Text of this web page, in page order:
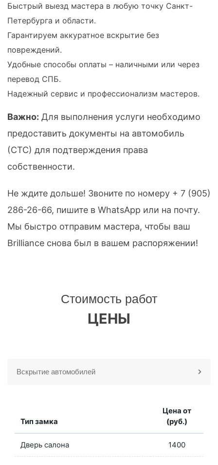
Быстрый выезд мастера в любую точку Санкт-
Петербурга и области.
Гарантируем аккуратное вскрытие без
повреждений.
Удобные способы оплаты – наличными или через
перевод СПБ.
Надежный сервис и профессионализм мастеров.
Важно: Для выполнения услуги необходимо
предоставить документы на автомобиль
(СТС) для подтверждения права
собственности.
Не ждите дольше! Звоните по номеру + 7 (905)
286-26-66, пишите в WhatsApp или на почту.
Мы быстро отправим мастера, чтобы ваш
Brilliance снова был в вашем распоряжении!
Стоимость работ
ЦЕНЫ
Вскрытие автомобилей
Тип замка
Цена от
(руб.)
Дверь салона 1400